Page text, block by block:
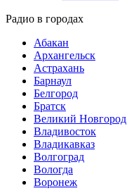
Радио в городах
Абакан
Архангельск
Астрахань
Барнаул
Белгород
Братск
Великий Новгород
Владивосток
Владикавказ
Волгоград
Вологда
Воронеж